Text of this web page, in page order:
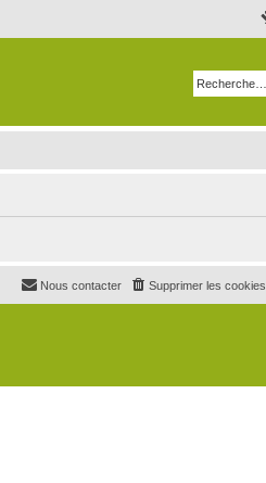
Supprimer les cookies
Nous contacter